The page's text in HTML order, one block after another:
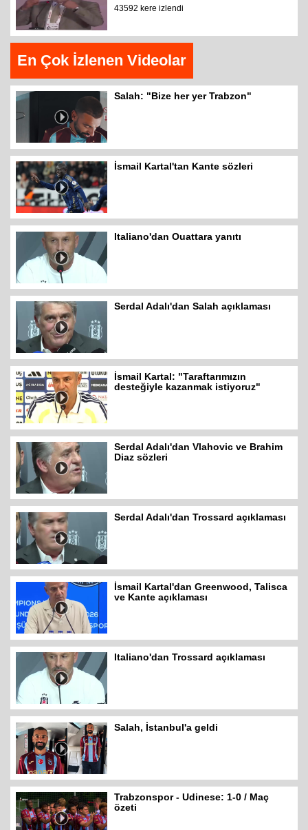
43592 kere izlendi
En Çok İzlenen Videolar
Salah: "Bize her yer Trabzon"
İsmail Kartal'tan Kante sözleri
Italiano'dan Ouattara yanıtı
Serdal Adalı'dan Salah açıklaması
İsmail Kartal: "Taraftarımızın
desteğiyle kazanmak istiyoruz"
Serdal Adalı'dan Vlahovic ve Brahim
Diaz sözleri
Serdal Adalı'dan Trossard açıklaması
İsmail Kartal'dan Greenwood, Talisca
ve Kante açıklaması
Italiano'dan Trossard açıklaması
Salah, İstanbul'a geldi
Trabzonspor - Udinese: 1-0 / Maç
özeti